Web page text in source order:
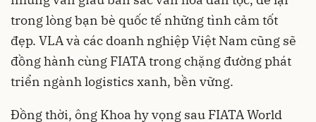
trong lòng bạn bè quốc tế những tình cảm tốt
đẹp. VLA và các doanh nghiệp Việt Nam cũng sẽ
đồng hành cùng FIATA trong chặng đường phát
triển ngành logistics xanh, bền vững.
Đồng thời, ông Khoa hy vọng sau FIATA World